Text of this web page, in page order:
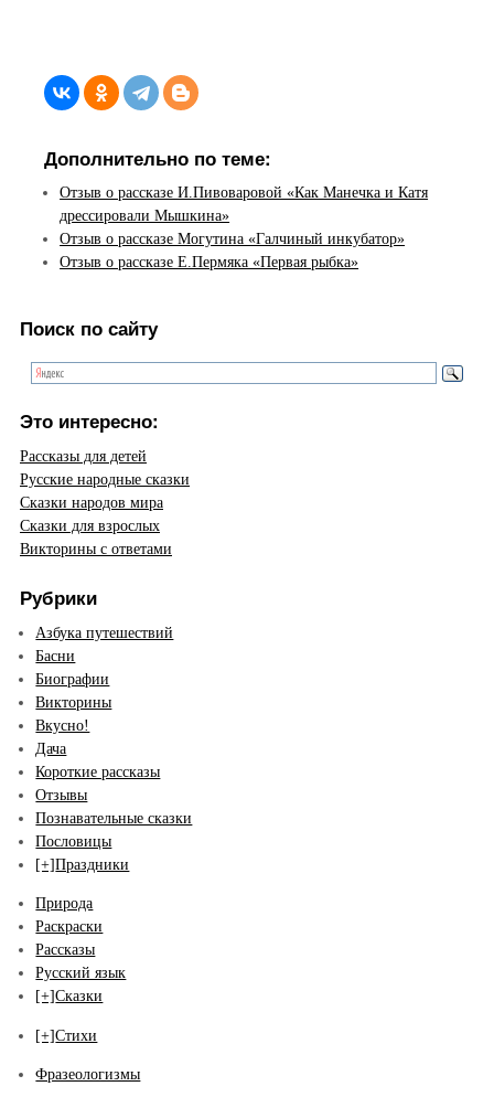
Дополнительно по теме:
Отзыв о рассказе И.Пивоваровой «Как Манечка и Катя
дрессировали Мышкина»
Отзыв о рассказе Могутина «Галчиный инкубатор»
Отзыв о рассказе Е.Пермяка «Первая рыбка»
Поиск по сайту
Это интересно:
Рассказы для детей
Русские народные сказки
Сказки народов мира
Сказки для взрослых
Викторины с ответами
Рубрики
Азбука путешествий
Басни
Биографии
Викторины
Вкусно!
Дача
Короткие рассказы
Отзывы
Познавательные сказки
Пословицы
[+]Праздники
Природа
Раскраски
Рассказы
Русский язык
[+]Сказки
[+]Стихи
Фразеологизмы